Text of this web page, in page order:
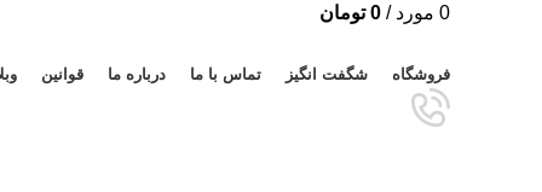
0 مورد /
0 تومان
فروشگاه شگفت انگیز تماس با ما درباره ما قوانین